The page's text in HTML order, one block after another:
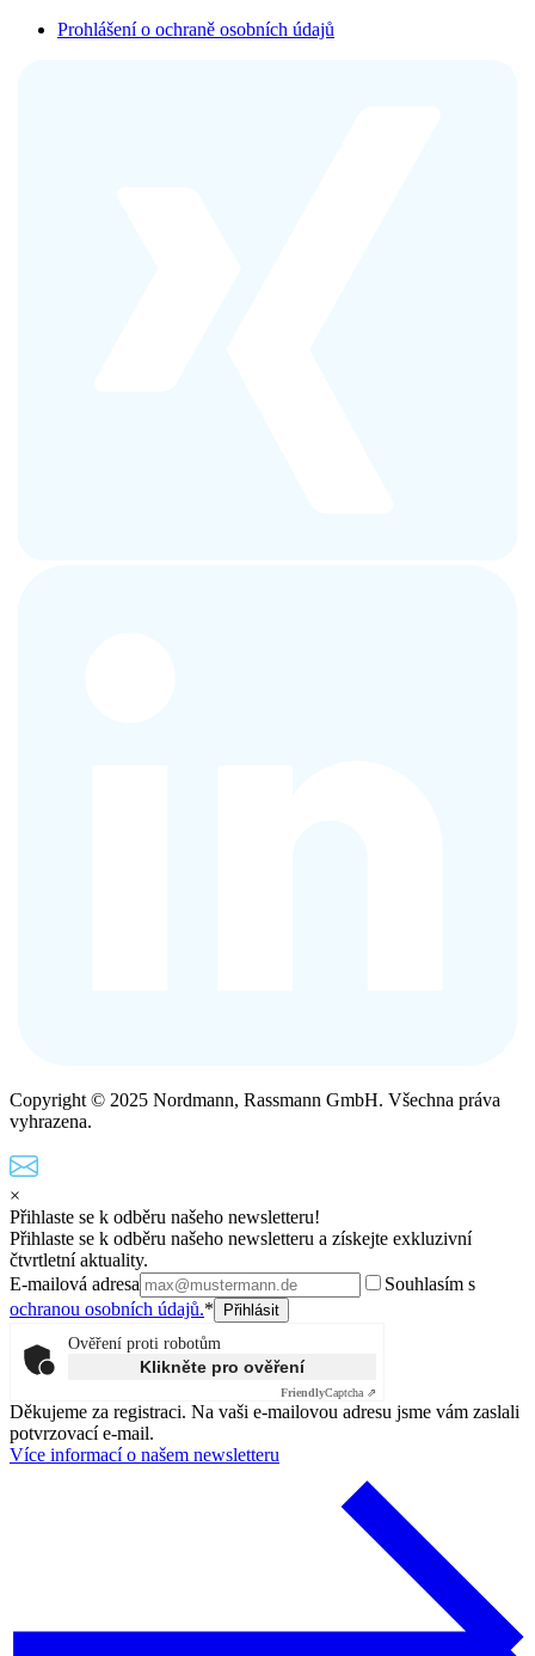
Prohlášení o ochraně osobních údajů
Copyright © 2025 Nordmann, Rassmann GmbH. Všechna práva
vyhrazena.
×
Přihlaste se k odběru našeho newsletteru!
Přihlaste se k odběru našeho newsletteru a získejte exkluzivní
čtvrtletní aktuality.
E-mailová adresa
Souhlasím s
ochranou osobních údajů.*
Ověření proti robotům
Klikněte pro ověření
FriendlyCaptcha ⇗
Děkujeme za registraci. Na vaši e-mailovou adresu jsme vám zaslali
potvrzovací e-mail.
Více informací o našem newsletteru